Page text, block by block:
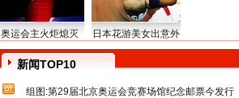
奥运会主火炬熄灭 日本花游美女出意外
新闻TOP10
组图:第29届北京奥运会竞赛场馆纪念邮票今发行